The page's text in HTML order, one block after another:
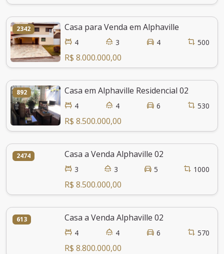
2342 Casa para Venda em Alphaville
4 3 4 500
R$ 8.000.000,00
892 Casa em Alphaville Residencial 02
4 4 6 530
R$ 8.500.000,00
2474 Casa a Venda Alphaville 02
3 3 5 1000
R$ 8.500.000,00
613 Casa a Venda Alphaville 02
4 4 6 570
R$ 8.800.000,00